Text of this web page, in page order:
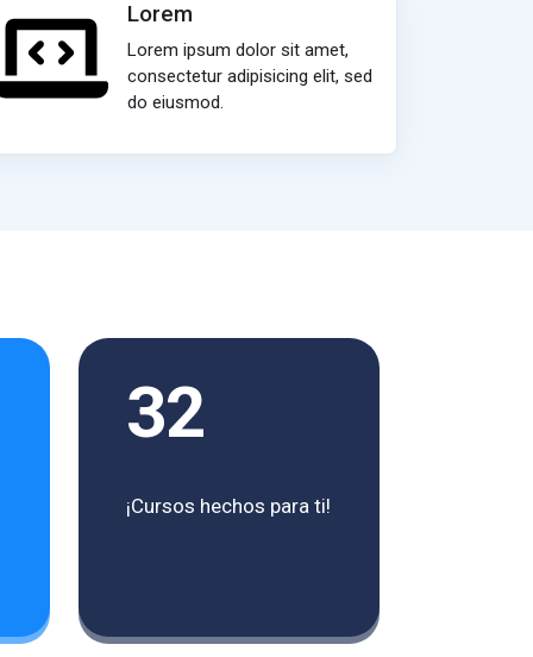
Lorem
Lorem ipsum dolor sit amet,
consectetur adipisicing elit, sed
do eiusmod.
32
¡Cursos hechos para ti!